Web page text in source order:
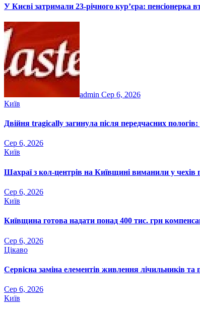
У Києві затримали 23-річного кур’єра:
admin Сер 6, 2026
Київ
Двійня tragically загинула після передчасних
Сер 6, 2026
Київ
Шахраї з кол-центрів на Київщині виманили у чехів
Сер 6, 2026
Київ
Київщина готова надати понад 400 тис. грн
Сер 6, 2026
Цікаво
Сервісна заміна елементів живлення лічильників
Сер 6, 2026
Київ